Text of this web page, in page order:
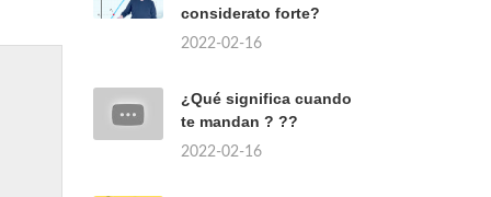
considerato forte?
2022-02-16
¿Qué significa cuando
te mandan ? ??
2022-02-16